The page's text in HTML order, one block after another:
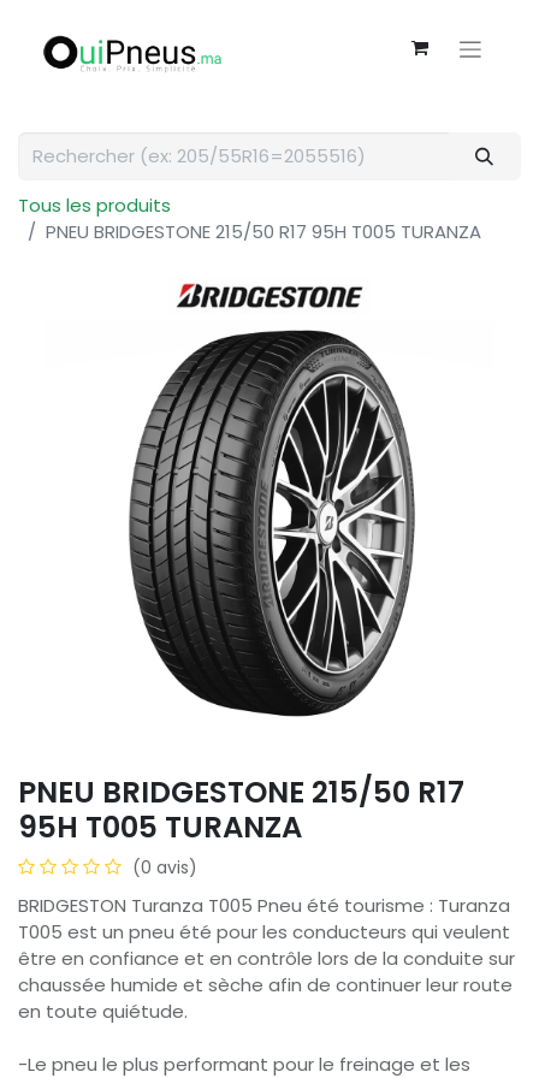
Tous les produits
PNEU BRIDGESTONE 215/50 R17 95H T005 TURANZA
PNEU BRIDGESTONE 215/50 R17
95H T005 TURANZA
(0 avis)
BRIDGESTON Turanza T005 Pneu été tourisme : Turanza
T005 est un pneu été pour les conducteurs qui veulent
être en confiance et en contrôle lors de la conduite sur
chaussée humide et sèche afin de continuer leur route
en toute quiétude.
-Le pneu le plus performant pour le freinage et les